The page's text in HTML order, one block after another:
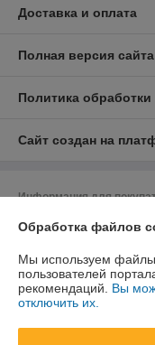
Доставка и оплата
Полная версия сайта
Политика
Сайт создан на
Информация для
Юридическое лицо:ЗАО
Регистрационный номер
УНП: 691357099
Регистрационный орган:
Обработка файлов
Мы используем файлы
пользователей
рекомендаций. Вы
отключить их.